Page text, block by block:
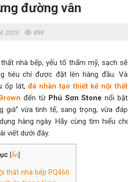
đường vân
2025 899
nhà bếp, yếu tố thẩm mỹ, sạch sẽ
tiêu chí được đặt lên hàng đầu. Và
ốp lát,đá nhân tạo thiết kế nội thất
đến từ Phú Sơn Stone nổi bật
giá” vừa tinh tế, sang trọng, vừa đáp
hàng ngày. Hãy cùng tìm hiểu chi
viết dưới đây.
[Ẩn]
thất nhà bếp PQ466